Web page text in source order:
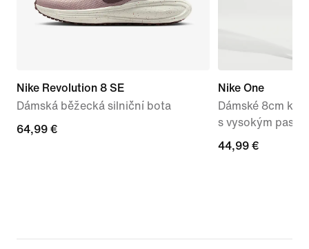
Nike Revolution 8 SE
Dámská běžecká silniční bota
64,99 €
64,99 €
Nike One
Dámské 8cm
s vysokým pasem
44,99 €
44,99 €